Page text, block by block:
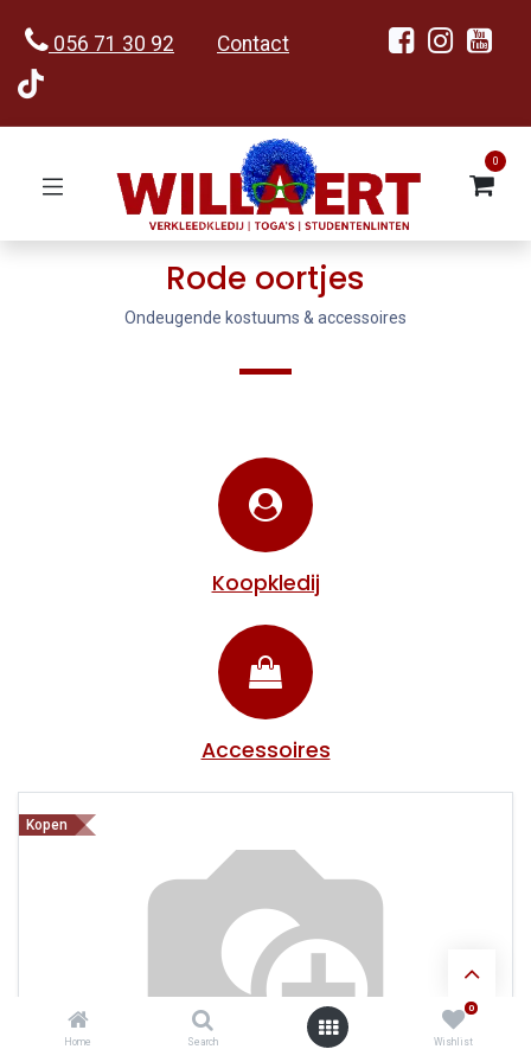
Home Search
0
Wishlist
056 71 30 92 Contact
0
Rode oortjes
Ondeugende kostuums & accessoires
Koopkledij
Accessoires
Kopen